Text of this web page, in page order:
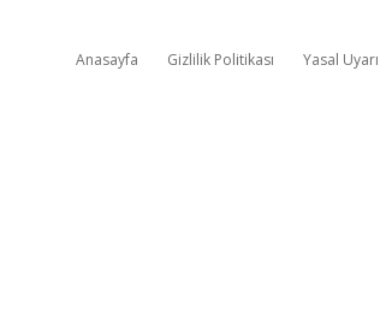
Anasayfa Gizlilik Politikası Yasal Uyarı